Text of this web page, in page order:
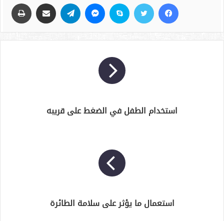
استخدام الطفل في الضغط على قريبه
استعمال ما يؤثر على سلامة الطائرة